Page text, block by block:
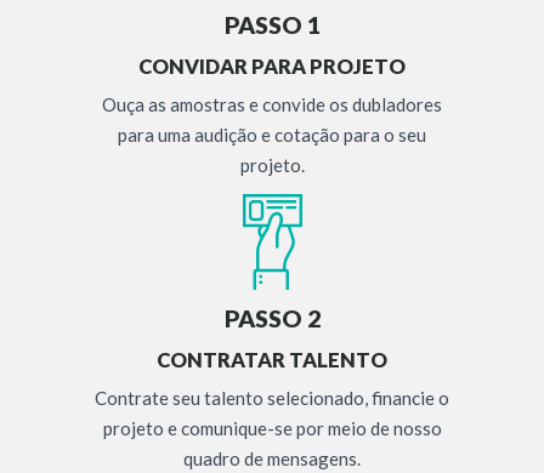
PASSO 1
CONVIDAR PARA PROJETO
Ouça as amostras e convide os dubladores
para uma audição e cotação para o seu
projeto.
PASSO 2
CONTRATAR TALENTO
Contrate seu talento selecionado, financie o
projeto e comunique-se por meio de nosso
quadro de mensagens.